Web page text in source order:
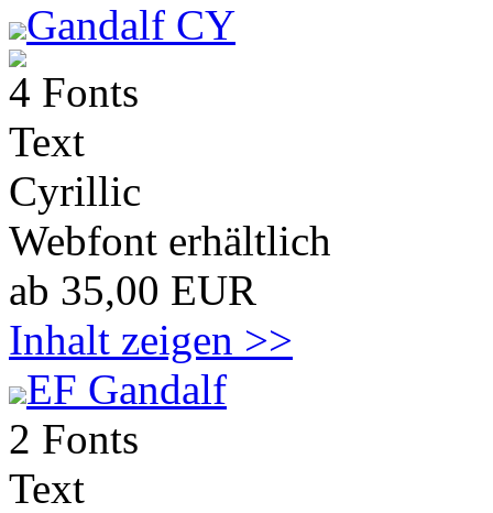
Gandalf CY
4 Fonts
Text
Cyrillic
Webfont erhältlich
ab 35,00 EUR
Inhalt zeigen >>
EF Gandalf
2 Fonts
Text